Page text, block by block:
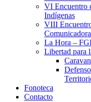
VI Encuentro
Indígenas
VIII
La Hora –
Libertad para
Fonoteca
Contacto